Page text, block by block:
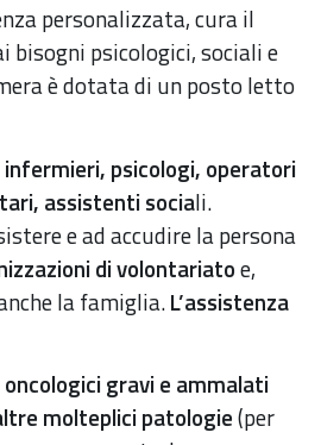
personalizzata, cura il
bisogni psicologici, sociali e
è dotata di un posto letto
infermieri, psicologi, operatori
assistenti sociali.
e ad accudire la persona
di volontariatoe,
la famiglia.L’assistenza
gravi e ammalati
molteplici patologie(per